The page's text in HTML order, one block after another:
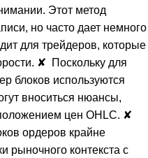
Этот метод
но часто дает немного
для трейдеров, которые
✘ Поскольку для
блоков используются
вноситься нюансы,
цен OHLC. ✘
ордеров крайне
рыночного контекста с